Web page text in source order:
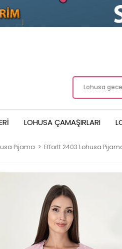
LOHUSA ÇAMAŞIRLARI
Pijama > Effortt 2403 Lohusa